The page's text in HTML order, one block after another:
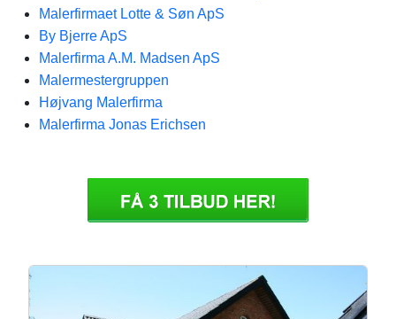
Malerfirmaet Lotte & Søn ApS
By Bjerre ApS
Malerfirma A.M. Madsen ApS
Malermestergruppen
Højvang Malerfirma
Malerfirma Jonas Erichsen